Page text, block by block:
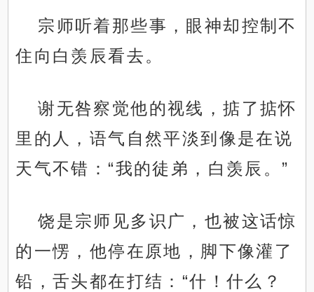
宗师听着那些事，眼神却控制不
住向白羡辰看去。
谢无咎察觉他的视线，掂了掂怀
里的人，语气自然平淡到像是在说
天气不错：“我的徒弟，白羡辰。”
饶是宗师见多识广，也被这话惊
的一愣，他停在原地，脚下像灌了
铅，舌头都在打结：“什！什么？